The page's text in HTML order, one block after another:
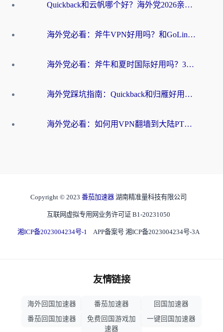
Quickback和云帆哪个好？海外党2026亲测指南：选对加速器大陆工具，无缝刷国内剧玩国服
海外党必看：斧牛VPN好用吗？和GoLinkVPN对比哪个回国效果更好？
海外党必看：斧牛和夏时国际好用吗？3步选对回国加速器，无缝刷国内资源
海外党踩坑指南：Quickback和归雁好用吗？选对加速器才能无缝刷国内资源
海外党必看：如何用VPN翻墙到大陆PTT？一篇解决你所有回国加速痛点
Copyright © 2023 番茄加速器 湖南精准量科技有限公司
互联网虚拟专用网业务许可证 B1-20231050
湘ICP备2023004234号-1 APP备案号 湘ICP备2023004234号-3A
友情链接
海外回国加速器 番茄加速器
回国加速器
番茄回国加速器
免费回国游戏加
速器
一键回国加速器